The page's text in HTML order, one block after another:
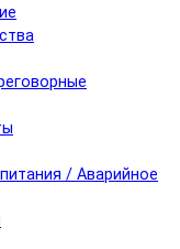
/ Аварийное